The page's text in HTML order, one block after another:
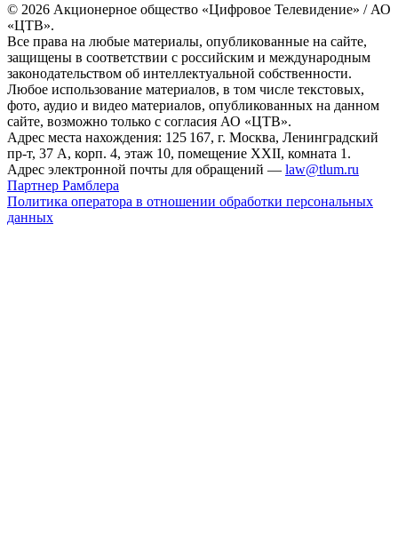
© 2026 Акционерное общество «Цифровое Телевидение» / АО
«ЦТВ».
Все права на любые материалы, опубликованные на сайте,
защищены в соответствии с российским и международным
законодательством об интеллектуальной собственности.
Любое использование материалов, в том числе текстовых,
фото, аудио и видео материалов, опубликованных на данном
сайте, возможно только с согласия АО «ЦТВ».
Адрес места нахождения: 125 167, г. Москва, Ленинградский
пр-т, 37 А, корп. 4, этаж 10, помещение XXII, комната 1.
Адрес электронной почты для обращений — law@tlum.ru
Партнер Рамблера
Политика оператора в отношении обработки персональных
данных